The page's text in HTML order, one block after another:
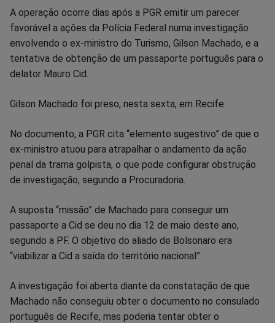
Compartilhar
no
Facebook
Compartilhar
no
Whatsapp
Compartilhar
no
Compartilhar
no
Compartilhar
no
no
A operação ocorre dias após a PGR emitir um parecer
favorável a ações da Polícia Federal numa investigação
envolvendo o ex-ministro do Turismo, Gilson Machado, e a
tentativa de obtenção de um passaporte português para o
delator Mauro Cid.
Gilson Machado foi preso, nesta sexta, em Recife.
No documento, a PGR cita “elemento sugestivo” de que o
ex-ministro atuou para atrapalhar o andamento da ação
penal da trama golpista, o que pode configurar obstrução
de investigação, segundo a Procuradoria.
A suposta “missão” de Machado para conseguir um
passaporte a Cid se deu no dia 12 de maio deste ano,
segundo a PF. O objetivo do aliado de Bolsonaro era
“viabilizar a Cid a saída do território nacional”.
A investigação foi aberta diante da constatação de que
Machado não conseguiu obter o documento no consulado
português de Recife, mas poderia tentar obter o